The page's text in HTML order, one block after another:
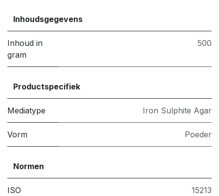
Inhoudsgegevens
Inhoud in
gram
500
Productspecifiek
Mediatype Iron Sulphite Agar
Vorm Poeder
Normen
ISO 15213